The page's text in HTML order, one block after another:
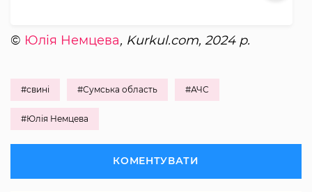
© Юлія Немцева, Kurkul.com, 2024 р.
#свині #Сумська область #АЧС
#Юлія Немцева
КОМЕНТУВАТИ